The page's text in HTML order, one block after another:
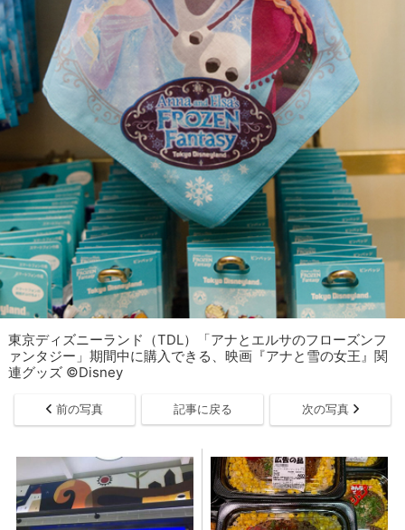
東京ディズニーランド（TDL）「アナとエルサのフローズンフ
ァンタジー」期間中に購入できる、映画『アナと雪の女王』関
連グッズ ©Disney
前の写真 記事に戻る 次の写真